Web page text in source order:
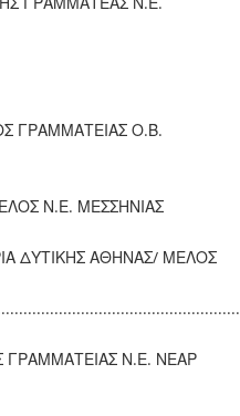
ΓΡΑΜΜΑΤΕΙΑΣ Ο.Β.
Ν.Ε. ΜΕΣΣΗΝΙΑΣ
ΔΥΤΙΚΗΣ ΑΘΗΝΑΣ/ ΜΕΛΟΣ
ΓΡΑΜΜΑΤΕΙΑΣ Ν.Ε. ΝΕΑΡ